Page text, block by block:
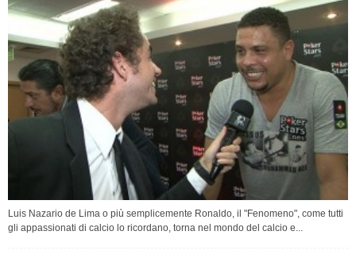
Luis Nazario de Lima o più semplicemente Ronaldo, il "Fenomeno", come tutti
gli appassionati di calcio lo ricordano, torna nel mondo del calcio e...